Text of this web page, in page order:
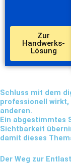
Zur
Handwerks-
Lösung
Schluss mit dem
professionell
anderen.
Ein abgestimmtes
Sichtbarkeit
damit dieses
Der Weg zur